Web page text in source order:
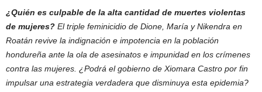
¿Quién es culpable de la alta cantidad de muertes violentas
de mujeres? El triple feminicidio de Dione, María y Nikendra en
Roatán revive la indignación e impotencia en la población
hondureña ante la ola de asesinatos e impunidad en los crímenes
contra las mujeres. ¿Podrá el gobierno de Xiomara Castro por fin
impulsar una estrategia verdadera que disminuya esta epidemia?